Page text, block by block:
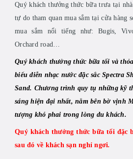
Quý khách thưởng thức bữa trưa tại
tự do tham quan mua sắm tại cửa hàng
mua sắm nổi tiếng như: Bugis,
Orchard road…
Quý khách thưởng thức bữa tối và
biểu diễn nhạc nước đặc sắc Spectra
Sand. Chương trình quy tụ những kỹ
sáng hiện đại nhất, nằm bên bờ vịnh
tượng khó phai trong lòng du khách.
Quý khách thưởng thức bữa tối đặc
sau đó về khách sạn nghỉ ngơi.